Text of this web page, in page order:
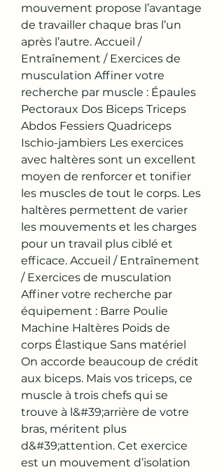
mouvement propose l’avantage
de travailler chaque bras l’un
après l’autre. Accueil /
Entraînement / Exercices de
musculation Affiner votre
recherche par muscle : Épaules
Pectoraux Dos Biceps Triceps
Abdos Fessiers Quadriceps
Ischio-jambiers Les exercices
avec haltères sont un excellent
moyen de renforcer et tonifier
les muscles de tout le corps. Les
haltères permettent de varier
les mouvements et les charges
pour un travail plus ciblé et
efficace. Accueil / Entraînement
/ Exercices de musculation
Affiner votre recherche par
équipement : Barre Poulie
Machine Haltères Poids de
corps Élastique Sans matériel
On accorde beaucoup de crédit
aux biceps. Mais vos triceps, ce
muscle à trois chefs qui se
trouve à l&#39;arrière de votre
bras, méritent plus
d&#39;attention. Cet exercice
est un mouvement d’isolation